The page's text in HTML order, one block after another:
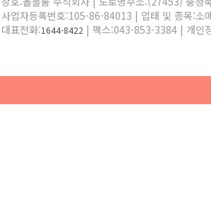
사업자등록번호:105-86-84013 | 업태 및 종목:소
대표전화:1644-8422 | 팩스:043-853-3384 | 개인